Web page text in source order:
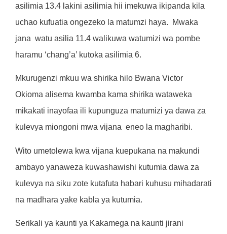
asilimia 13.4 lakini asilimia hii imekuwa ikipanda kila
uchao kufuatia ongezeko la matumzi haya.
Mwaka
jana watu asilia 11.4 walikuwa watumizi wa pombe
haramu ‘chang’a’ kutoka asilimia 6.
Mkurugenzi mkuu wa shirika hilo Bwana Victor
Okioma alisema kwamba kama shirika wataweka
mikakati inayofaa ili kupunguza matumizi ya dawa za
kulevya miongoni mwa vijana eneo la magharibi.
Wito umetolewa kwa vijana kuepukana na makundi
ambayo yanaweza kuwashawishi kutumia dawa za
kulevya na siku zote kutafuta habari kuhusu mihadarati
na madhara yake kabla ya kutumia.
Serikali ya kaunti ya Kakamega na kaunti jirani